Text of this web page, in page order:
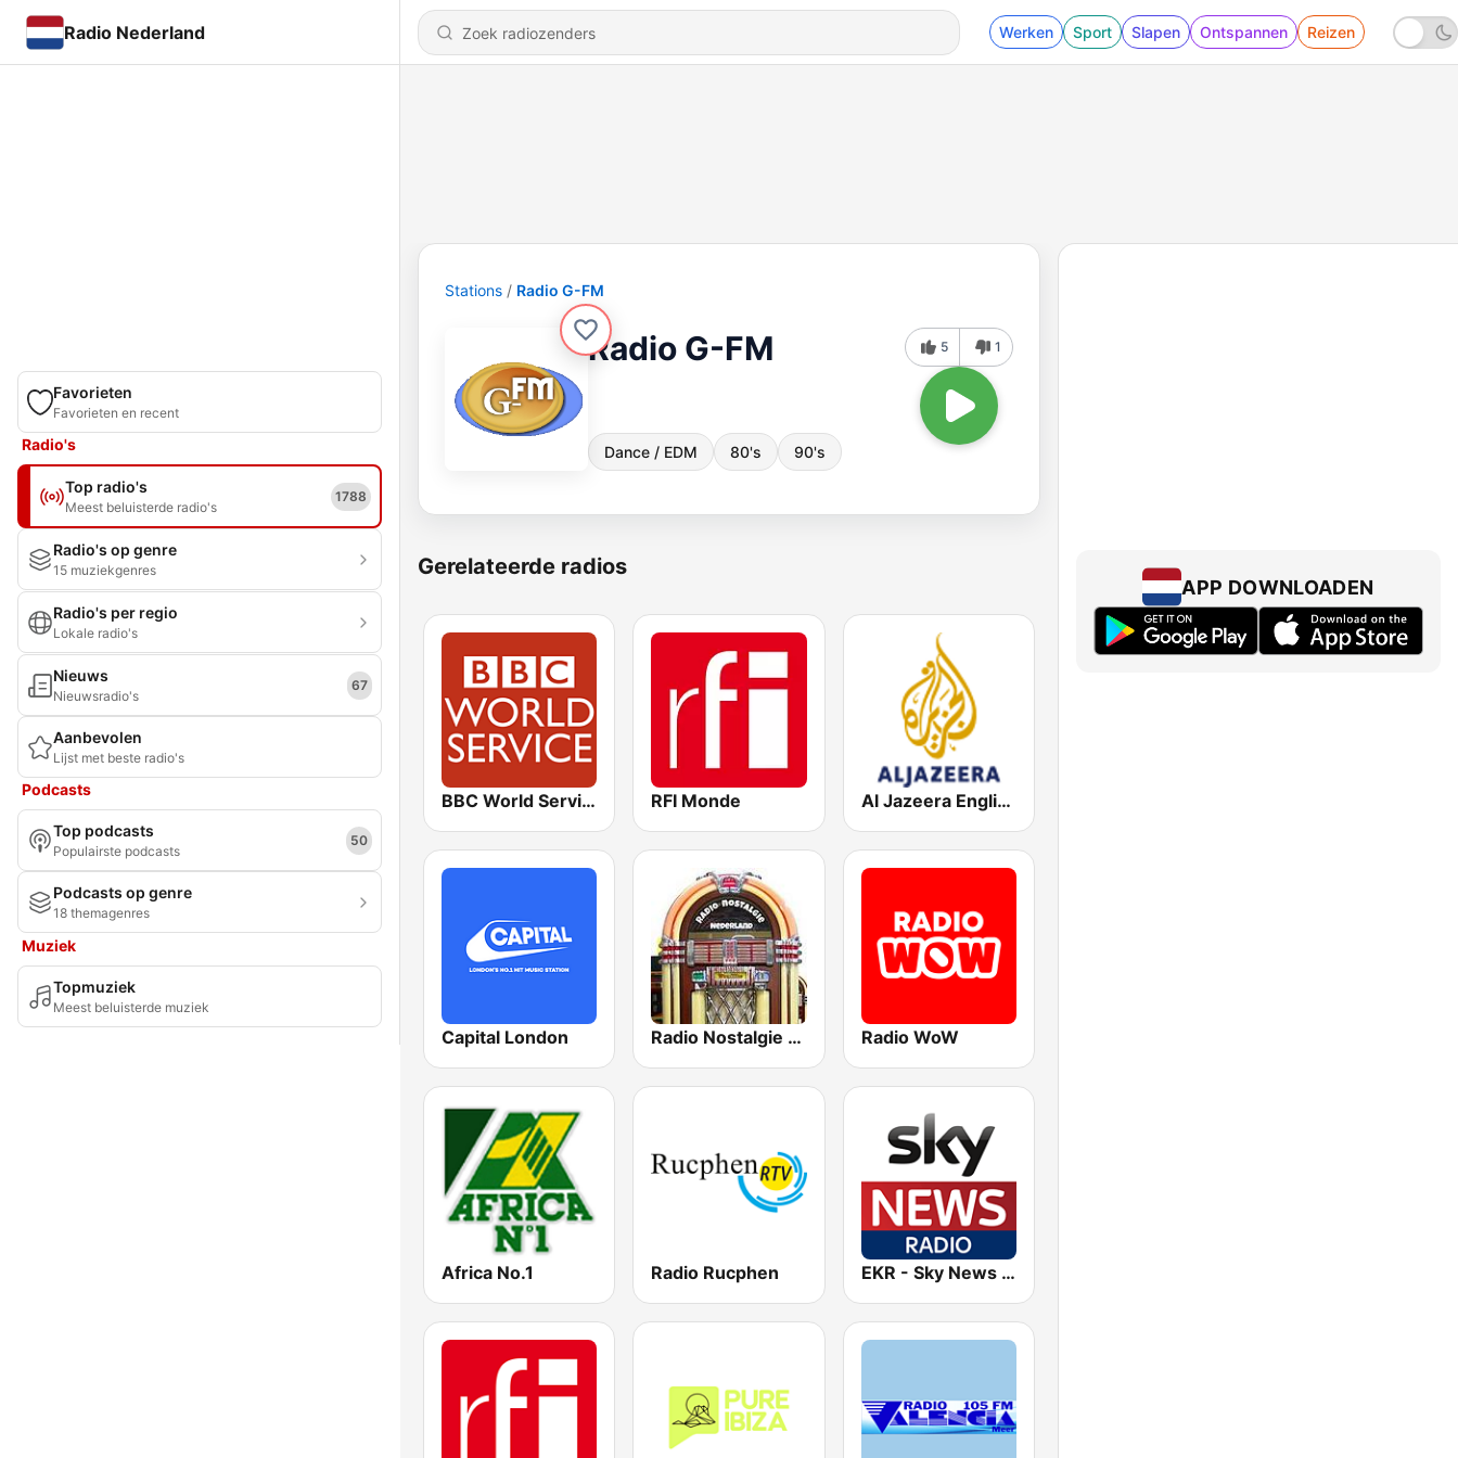
Radio Nederland Werken Sport Slapen Ontspannen Reizen
Favorieten
Favorieten en recent
Radio's
Top radio's
Meest beluisterde radio's
1788
Radio's op genre
15 muziekgenres
Radio's per regio
Lokale radio's
Nieuws
Nieuwsradio's
67
Aanbevolen
Lijst met beste radio's
Podcasts
Top podcasts
Populairste podcasts
50
Podcasts op genre
18 themagenres
Muziek
Topmuziek
Meest beluisterde muziek
Stations Radio G-FM
Radio G-FM
Dance / EDM 80's 90's
5 1
Gerelateerde radios
BBC World Service RFI Monde Al Jazeera English (قناة الجزيرة)
Capital London Radio Nostalgie Nederland Radio WoW
Africa No.1 Radio Rucphen EKR - Sky News Radio
APP DOWNLOADEN